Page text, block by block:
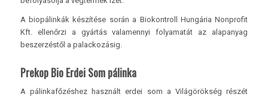
A biopálinkák készítése során a Biokontroll Hungária Nonprofit
Kft. ellenőrzi a gyártás valamennyi folyamatát az alapanyag
beszerzéstől a palackozásig.
Prekop Bio Erdei Som pálinka
A pálinkafőzéshez használt erdei som a Világörökség részét